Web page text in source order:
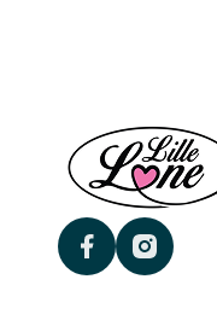
facebookinstagram